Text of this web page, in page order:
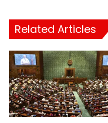
Related Articles